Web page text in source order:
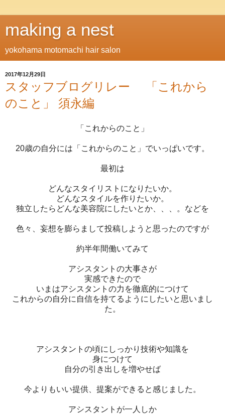
making a nest
yokohama motomachi hair salon
2017年12月29日
スタッフブログリレー 「これから
のこと」 須永編
「これからのこと」
20歳の自分には「これからのこと」でいっぱいです。
最初は
どんなスタイリストになりたいか。
どんなスタイルを作りたいか。
独立したらどんな美容院にしたいとか、、、。などを
色々、妄想を膨らまして投稿しようと思ったのですが
約半年間働いてみて
アシスタントの大事さが
実感できたので
いまはアシスタントの力を徹底的につけて
これからの自分に自信を持てるようにしたいと思いまし
た。
アシスタントの頃にしっかり技術や知識を
身につけて
自分の引き出しを増やせば
今よりもいい提供、提案ができると感じました。
アシスタントが一人しか